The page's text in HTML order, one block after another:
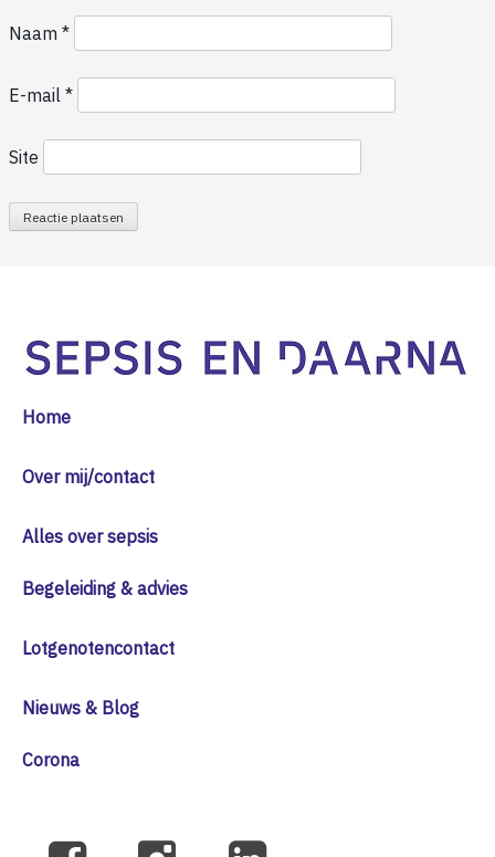
Naam *
E-mail *
Site
Home
Over mij/contact
Alles over sepsis
Begeleiding & advies
Lotgenotencontact
Nieuws & Blog
Corona